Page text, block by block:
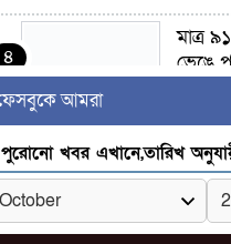
৪
মাত্র
ভেঙে
৫
জুলাই
ঐক্য ও
আমরা
পুরোনো খবর এখানে,তারিখ